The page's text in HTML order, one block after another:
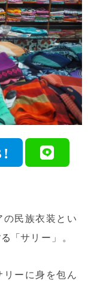
民族衣装とい
「サリー」。
ーに身を包ん